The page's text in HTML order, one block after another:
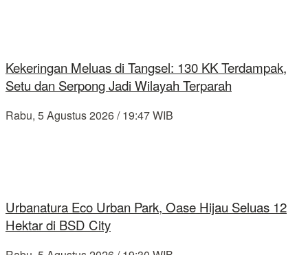
Kekeringan Meluas di Tangsel: 130 KK Terdampak,
Setu dan Serpong Jadi Wilayah Terparah
Rabu, 5 Agustus 2026 / 19:47 WIB
Urbanatura Eco Urban Park, Oase Hijau Seluas 12
Hektar di BSD City